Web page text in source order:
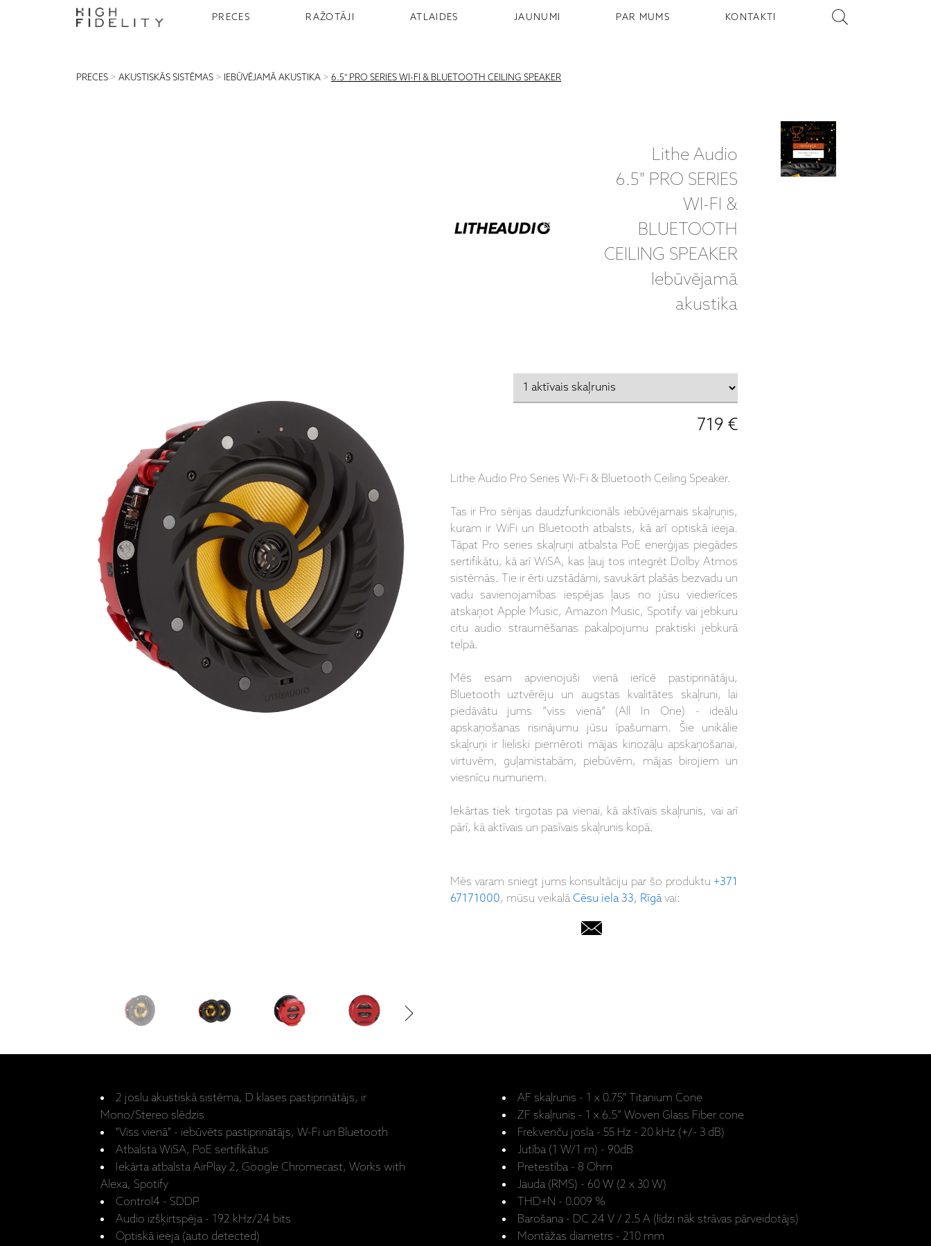
PRECES RAŽOTĀJI ATLAIDES JAUNUMI PAR MUMS KONTAKTI
PRECES > AKUSTISKĀS SISTĒMAS > IEBŪVĒJAMĀ AKUSTIKA > 6.5" PRO SERIES WI-FI & BLUETOOTH CEILING SPEAKER
Lithe Audio
6.5" PRO SERIES
WI-FI &
BLUETOOTH
CEILING SPEAKER
Iebūvējamā
akustika
719 €
Lithe Audio Pro Series Wi-Fi & Bluetooth Ceiling Speaker.
Tas ir Pro sērijas daudzfunkcionāls iebūvējamais skaļruņis,
kuram ir WiFi un Bluetooth atbalsts, kā arī optiskā ieeja.
Tāpat Pro series skaļruņi atbalsta PoE enerģijas piegādes
sertifikātu, kā arī WiSA, kas ļauj tos integrēt Dolby Atmos
sistēmās. Tie ir ērti uzstādāmi, savukārt plašās bezvadu un
vadu savienojamības iespējas ļaus no jūsu viedierīces
atskaņot Apple Music, Amazon Music, Spotify vai jebkuru
citu audio straumēšanas pakalpojumu praktiski jebkurā
telpā.
Mēs esam apvienojuši vienā ierīcē pastiprinātāju,
Bluetooth uztvērēju un augstas kvalitātes skaļruni, lai
piedāvātu jums “viss vienā” (All In One) - ideālu
apskaņošanas risinājumu jūsu īpašumam. Šie unikālie
skaļruņi ir lieliski piemēroti mājas kinozāļu apskaņošanai,
virtuvēm, guļamistabām, piebūvēm, mājas birojiem un
viesnīcu numuriem.
Iekārtas tiek tirgotas pa vienai, kā aktīvais skaļrunis, vai arī
pārī, kā aktīvais un pasīvais skaļrunis kopā.
Mēs varam sniegt jums konsultāciju par šo produktu+371
67171000, mūsu veikalāCēsu iela 33, Rīgāvai:
2 joslu akustiskā sistēma, D klases pastiprinātājs, ir
Mono/Stereo slēdzis
"Viss vienā" - iebūvēts pastiprinātājs, W-Fi un Bluetooth
Atbalsta WiSA, PoE sertifikātus
Iekārta atbalsta AirPlay 2, Google Chromecast, Works with
Alexa, Spotify
Control4 - SDDP
Audio izšķirtspēja - 192 kHz/24 bits
Optiskā ieeja (auto detected)
AF skaļrunis - 1 x 0.75" Titanium Cone
ZF skaļrunis - 1 x 6.5” Woven Glass Fiber cone
Frekvenču josla - 55 Hz - 20 kHz (+/- 3 dB)
Jutība (1 W/1 m) - 90dB
Pretestība - 8 Ohm
Jauda (RMS) - 60 W (2 x 30 W)
THD+N - 0.009 %
Barošana - DC 24 V / 2.5 A (līdzi nāk strāvas pārveidotājs)
Montāžas diametrs - 210 mm